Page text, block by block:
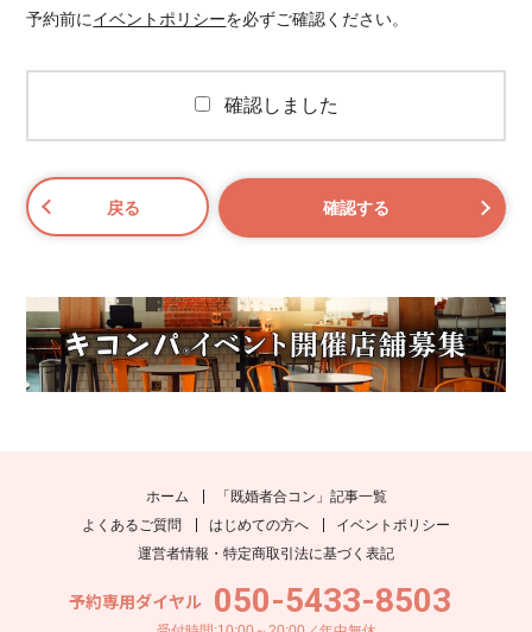
予約前にイベントポリシーを必ずご確認ください。
確認しました
ホーム
「既婚者合コン」記事一覧
よくあるご質問
はじめての方へ
イベントポリシー
運営者情報・特定商取引法に基づく表記
予約専用ダイヤル 050-5433-8503